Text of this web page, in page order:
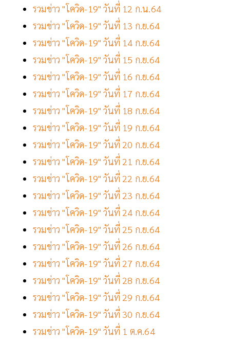
รวมข่าว "โควิด-19" วันที่ 12 ก.น.64
รวมข่าว "โควิด-19" วันที่ 13 ก.ย.64
รวมข่าว "โควิด-19" วันที่ 14 ก.ย.64
รวมข่าว "โควิด-19" วันที่ 15 ก.ย.64
รวมข่าว "โควิด-19" วันที่ 16 ก.ย.64
รวมข่าว "โควิด-19" วันที่ 17 ก.ย.64
รวมข่าว "โควิด-19" วันที่ 18 ก.ย.64
รวมข่าว "โควิด-19" วันที่ 19 ก.ย.64
รวมข่าว "โควิด-19" วันที่ 20 ก.ย.64
รวมข่าว "โควิด-19" วันที่ 21 ก.ย.64
รวมข่าว "โควิด-19" วันที่ 22 ก.ย.64
รวมข่าว "โควิด-19" วันที่ 23 ก.ย.64
รวมข่าว "โควิด-19" วันที่ 24 ก.ย.64
รวมข่าว "โควิด-19" วันที่ 25 ก.ย.64
รวมข่าว "โควิด-19" วันที่ 26 ก.ย.64
รวมข่าว "โควิด-19" วันที่ 27 ก.ย.64
รวมข่าว "โควิด-19" วันที่ 28 ก.ย.64
รวมข่าว "โควิด-19" วันที่ 29 ก.ย.64
รวมข่าว "โควิด-19" วันที่ 30 ก.ย.64
รวมข่าว "โควิด-19" วันที่ 1 ต.ค.64